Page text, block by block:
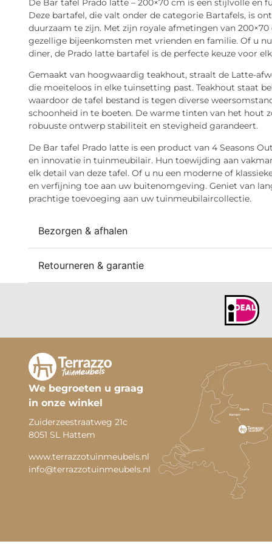
De Bar tafel Prado latte – 200×70 cm is een stijlvolle en
Deze bartafel, die valt onder de categorie Bartafels, is
duurzaam te zijn. Met zijn royale afmetingen van
gezellige bijeenkomsten met vrienden en familie. Of u
diner, de Prado latte bartafel is de perfecte keuze voor
Gemaakt van hoogwaardig teakhout, straalt de Latte-
die moeiteloos in elke tuinsetting past. Teakhout staat
waardoor de tafel bestand is tegen diverse
schoonheid in te boeten. De warme tinten van het hout
robuuste ontwerp stabiliteit en stevigheid garandeert.
De Bar tafel Prado latte is een product van 4 Seasons
en innovatie in tuinmeubilair. Hun toewijding aan
elk detail van deze tafel. Of u nu een moderne of
en verfijning toe aan uw buitenomgeving. Geniet van
prachtige toevoeging aan uw tuinmeubilaircollectie.
Bezorgen & afhalen
Retourneren & garantie
We begroeten u graag
in onze winkel
Zuiderzeestraatweg 21c
8051 SL Hattem
www.terrazzotuinmeubels.nl
info@terrazzotuinmeubels.nl